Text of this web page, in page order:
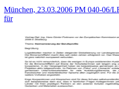
München, 23.03.2006 PM 040-06/
für